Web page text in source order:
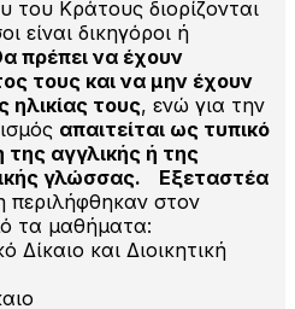
του Κράτους διορίζονται
είναι δικηγόροι ή
πρέπει να έχουν
τους και να μην έχουν
ηλικίας τους, ενώ για την
απαιτείται ως τυπικό
αγγλικής ή της
γλώσσας.
Εξεταστέα
περιλήφθηκαν στον
τα μαθήματα:
Δίκαιο και Διοικητική